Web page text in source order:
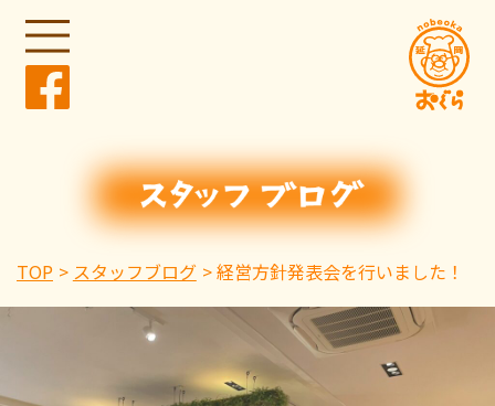
TOP スタッフブログ 経営方針発表会を行いました！